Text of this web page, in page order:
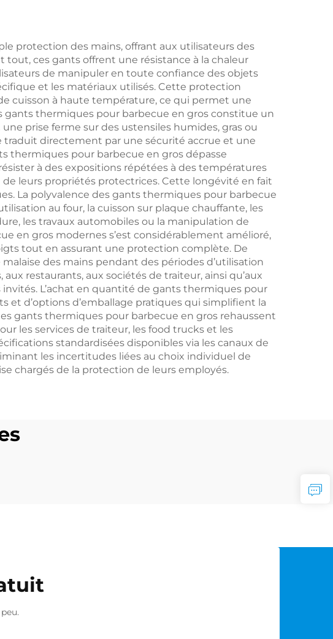
une paire
et un
cuisine à
en bois
grillade de hot-dogs
et de saucisses, outil
multifonctionnel de
barbecue pour le
camping
protection des mains, offrant aux utilisateurs des
tout, ces gants offrent une résistance à la chaleur
de manipuler en toute confiance des objets
et les matériaux utilisés. Cette protection
cuisson à haute température, ce qui permet une
gants thermiques pour barbecue en gros constitue un
prise ferme sur des ustensiles humides, gras ou
traduit directement par une sécurité accrue et une
thermiques pour barbecue en gros dépasse
à des expositions répétées à des températures
leurs propriétés protectrices. Cette longévité en fait
La polyvalence des gants thermiques pour barbecue
au four, la cuisson sur plaque chauffante, les
les travaux automobiles ou la manipulation de
en gros modernes s’est considérablement amélioré,
tout en assurant une protection complète. De
des mains pendant des périodes d’utilisation
restaurants, aux sociétés de traiteur, ainsi qu’aux
L’achat en quantité de gants thermiques pour
et d’options d’emballage pratiques qui simplifient la
gants thermiques pour barbecue en gros rehaussent
les services de traiteur, les food trucks et les
standardisées disponibles via les canaux de
les incertitudes liées au choix individuel de
chargés de la protection de leurs employés.